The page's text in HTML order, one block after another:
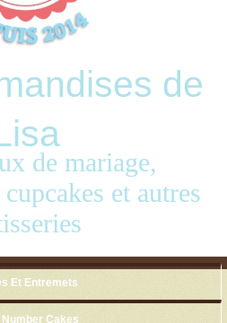
de
de mariage,
et autres
Et Entremets
Cakes